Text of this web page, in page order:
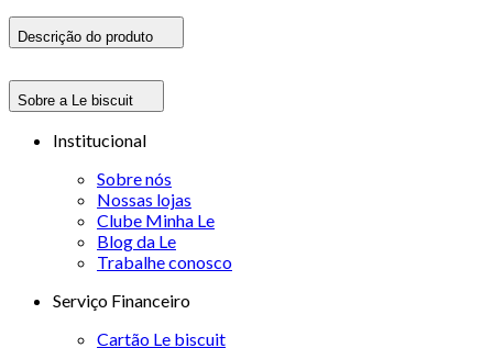
Descrição do produto
Sobre a Le biscuit
Institucional
Sobre nós
Nossas lojas
Clube Minha Le
Blog da Le
Trabalhe conosco
Serviço Financeiro
Cartão Le biscuit